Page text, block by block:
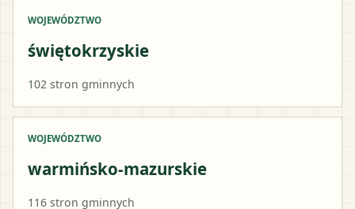
WOJEWÓDZTWO
świętokrzyskie
102 stron gminnych
WOJEWÓDZTWO
warmińsko-mazurskie
116 stron gminnych